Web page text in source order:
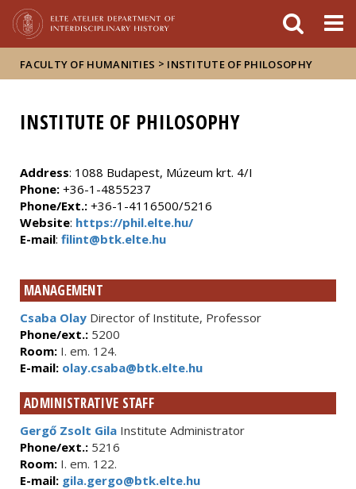
FACULTY OF HUMANITIES > INSTITUTE OF PHILOSOPHY
INSTITUTE OF PHILOSOPHY
Address: 1088 Budapest, Múzeum krt. 4/I
Phone: +36-1-4855237
Phone/Ext.: +36-1-4116500/5216
Website: https://phil.elte.hu/
E-mail: filint@btk.elte.hu
MANAGEMENT
Csaba Olay Director of Institute, Professor
Phone/ext.: 5200
Room: I. em. 124.
E-mail: olay.csaba@btk.elte.hu
ADMINISTRATIVE STAFF
Gergő Zsolt Gila Institute Administrator
Phone/ext.: 5216
Room: I. em. 122.
E-mail: gila.gergo@btk.elte.hu